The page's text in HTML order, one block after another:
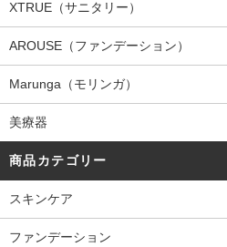
XTRUE（サニタリー）
AROUSE（ファンデーション）
Marunga（モリンガ）
美療器
商品カテゴリー
スキンケア
ファンデーション